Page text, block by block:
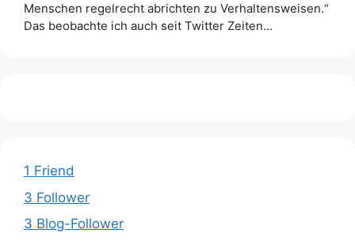
Menschen regelrecht abrichten zu Verhaltensweisen.“
Das beobachte ich auch seit Twitter Zeiten…
1 Friend
3 Follower
3 Blog-Follower